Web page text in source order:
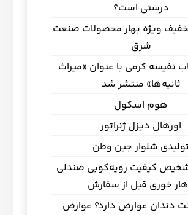
درستی است؟
ویژه بهار محصولات صنعت
شرق
نفیسه کرمی با عنوان «میراث
ثانیه‌ها» منتشر شد
هوم اسکول
اورهال دیزل ژنراتور
تولیدی شلوار جین وطن
کیفیت رویه‌کوبی صندلی
خوری قبل از سفارش
دندان عوارض دارد؟ عوارض